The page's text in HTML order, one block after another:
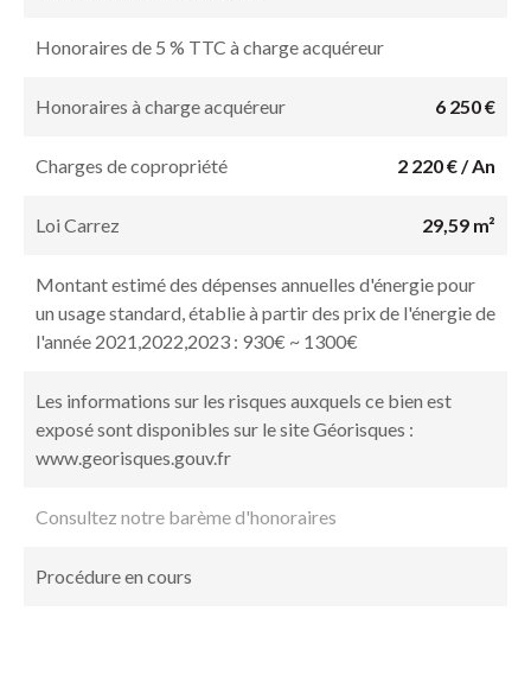
Honoraires de 5 % TTC à charge acquéreur
Honoraires à charge acquéreur 6 250 €
Charges de copropriété 2 220 € / An
Loi Carrez 29,59 m²
Montant estimé des dépenses annuelles d'énergie pour
un usage standard, établie à partir des prix de l'énergie de
l'année 2021,2022,2023 : 930€ ~ 1300€
Les informations sur les risques auxquels ce bien est
exposé sont disponibles sur le site Géorisques :
www.georisques.gouv.fr
Consultez notre barème d'honoraires
Procédure en cours